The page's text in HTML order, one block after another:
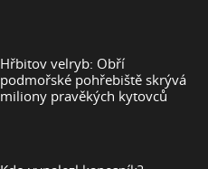
Hřbitov velryb: Obří
podmořské pohřebiště skrývá
miliony pravěkých kytovců